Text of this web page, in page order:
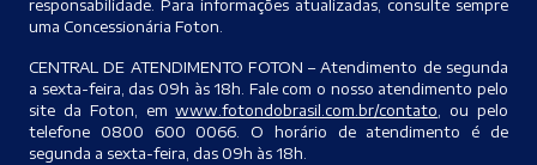
responsabilidade. Para informações atualizadas, consulte sempre
uma Concessionária Foton.
CENTRAL DE ATENDIMENTO FOTON – Atendimento de segunda
a sexta-feira, das 09h às 18h. Fale com o nosso atendimento pelo
site da Foton, emwww.fotondobrasil.com.br/contato, ou pelo
telefone 0800 600 0066. O horário de atendimento é de
segunda a sexta-feira, das 09h às 18h.